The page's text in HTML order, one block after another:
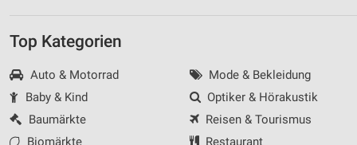
Top Kategorien
Auto & Motorrad
Baby & Kind
Baumärkte
Mode & Bekleidung
Optiker & Hörakustik
Reisen & Tourismus